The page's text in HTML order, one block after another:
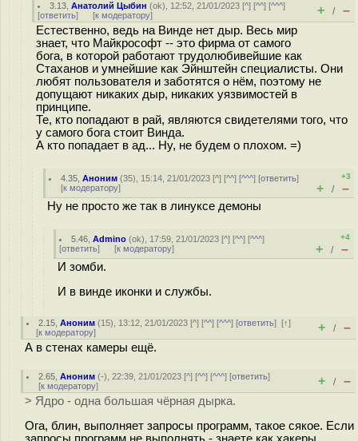
3.13 ,Анатолий Цыбин (ok), 12:52, 21/01/2023 [^] [^^] [^^^]
[ответить] [к модератору] + / –
Естественно, ведь на Винде нет дыр. Весь мир
знает, что Майкрософт -- это фирма от самого
бога, в которой работают трудолюбивейшие как
Стаханов и умнейшие как Эйнштейн специалисты. Они
любят пользователя и заботятся о нём, поэтому не
допущают никаких дыр, никаких уязвимостей в
принципе.
Те, кто попадают в рай, являются свидетелями того, что
у самого бога стоит Винда.
А кто попадает в ад... Ну, не будем о плохом. =)
4.35 ,Аноним (35), 15:14, 21/01/2023 [^] [^^] [^^^] [ответить]
[к модератору]
+3
+ / –
Ну не просто же так в линуксе демоны
5.46 ,Admino (ok), 17:59, 21/01/2023 [^] [^^] [^^^]
[ответить] [к модератору]
+4
+ / –
И зомби.
И в винде иконки и службы.
2.15 ,Аноним (15), 13:12, 21/01/2023 [^] [^^] [^^^] [ответить][↑]
[к модератору] + / –
А в стенах камеры ещё.
2.65 ,Аноним (-), 22:39, 21/01/2023 [^] [^^] [^^^] [ответить]
[к модератору] + / –
> Ядро - одна большая чёрная дырка.
Ога, блин, выполняет запросы программ, такое сякое. Если